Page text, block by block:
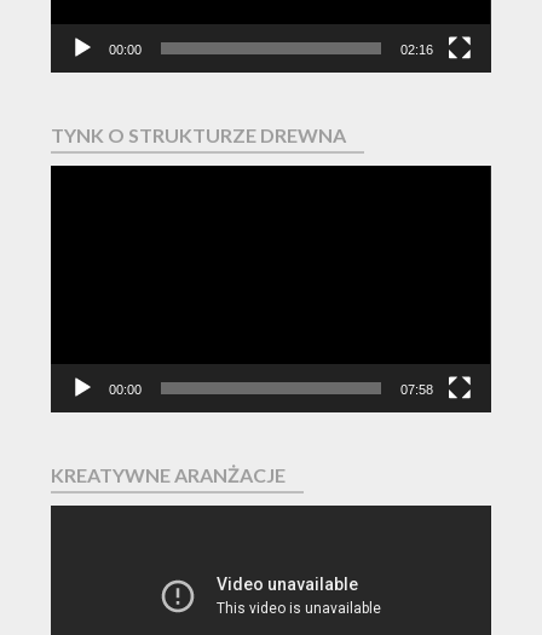
00:00 02:16
TYNK O STRUKTURZE DREWNA
00:00 07:58
KREATYWNE ARANŻACJE